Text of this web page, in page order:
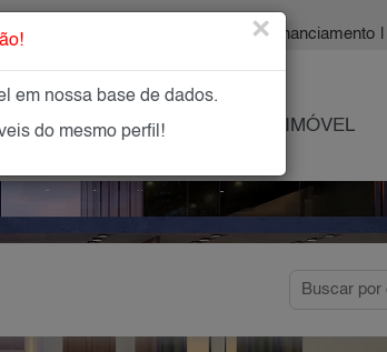
| Financiamento
OFEREÇA SEU IMÓVEL
×
em nossa base de dados.
do mesmo perfil!